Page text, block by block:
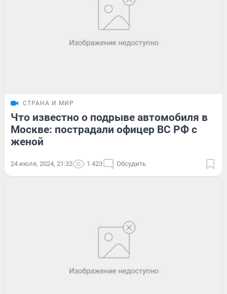
СТРАНА И МИР
Что известно о подрыве автомобиля в
Москве: пострадали офицер ВС РФ с
женой
24 июля, 2024, 21:32 1 423 Обсудить